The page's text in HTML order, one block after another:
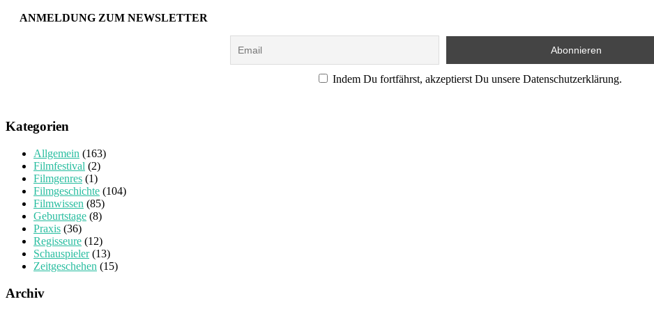
ANMELDUNG ZUM NEWSLETTER
Indem Du fortfährst, akzeptierst Du unsere Datenschutzerklärung.
Kategorien
Allgemein (163)
Filmfestival (2)
Filmgenres (1)
Filmgeschichte (104)
Filmwissen (85)
Geburtstage (8)
Praxis (36)
Regisseure (12)
Schauspieler(13)
Zeitgeschehen (15)
Archiv